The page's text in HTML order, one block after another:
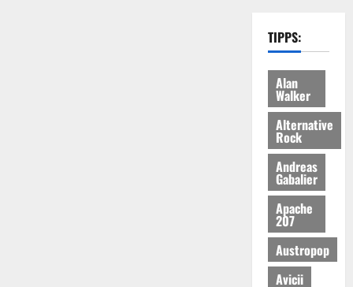
TIPPS:
Alan
Walker
Alternative
Rock
Andreas
Gabalier
Apache
207
Austropop
Avicii